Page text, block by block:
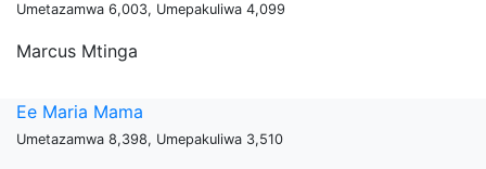
Umetazamwa 6,003, Umepakuliwa 4,099
Marcus Mtinga
Ee Maria Mama
Umetazamwa 8,398, Umepakuliwa 3,510